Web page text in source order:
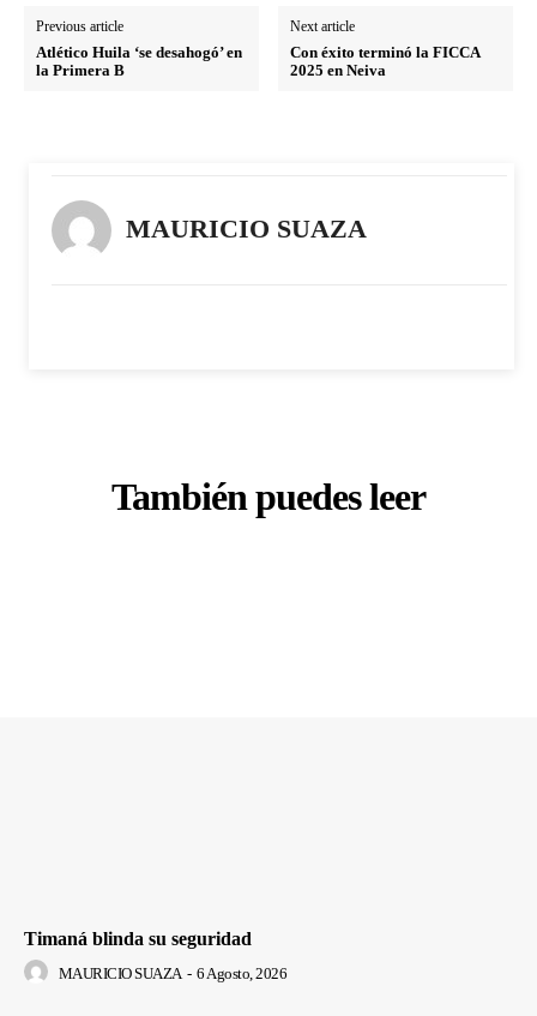
Previous article
Atlético Huila ‘se desahogó’ en
la Primera B
Next article
Con éxito terminó la FICCA
2025 en Neiva
MAURICIO SUAZA
También puedes leer
Timaná blinda su seguridad
MAURICIO SUAZA - 6 Agosto, 2026